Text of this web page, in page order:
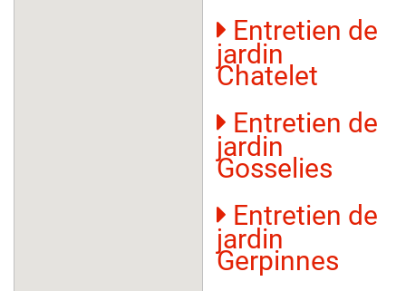
Entretien de
jardin
Chatelet
Entretien de
jardin
Gosselies
Entretien de
jardin
Gerpinnes